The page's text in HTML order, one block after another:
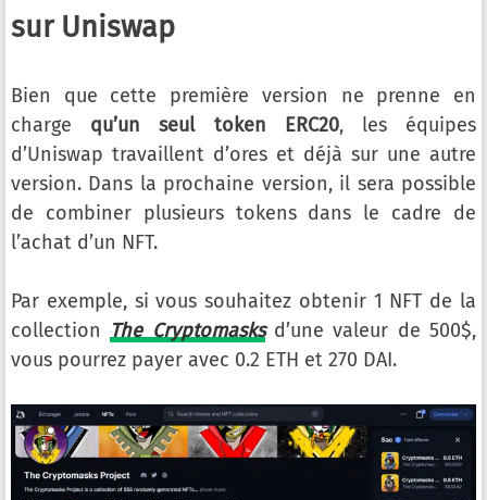
sur Uniswap
Bien que cette première version ne prenne en
charge qu’un seul token ERC20, les équipes
d’Uniswap travaillent d’ores et déjà sur une autre
version. Dans la prochaine version, il sera possible
de combiner plusieurs tokens dans le cadre de
l’achat d’un NFT.
Par exemple, si vous souhaitez obtenir 1 NFT de la
collection The Cryptomasksd’une valeur de 500$,
vous pourrez payer avec 0.2 ETH et 270 DAI.